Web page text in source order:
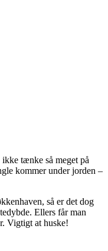
tænke så meget på
kommer under jorden –
så er det dog
Ellers får man
Vigtigt at huske!